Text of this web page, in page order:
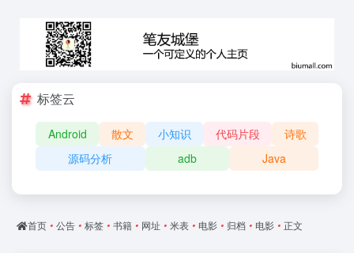
标签云
Android 散文 小知识 代码片段
诗歌
源码分析
adb Java
首页 • 公告 • 标签 • 书籍 • 网址 • 米表 • 电影 • 归档 • 电影 • 正文